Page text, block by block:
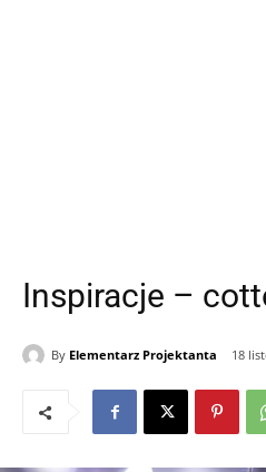
Inspiracje –
By Elementarz Projektanta 18